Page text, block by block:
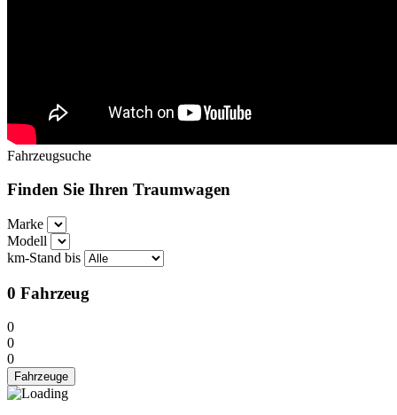
Fahrzeugsuche
Finden Sie Ihren Traumwagen
Marke
Modell
km-Stand bis
0 Fahrzeug
0
0
0
Fahrzeuge